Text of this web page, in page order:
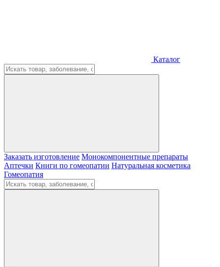
Каталог
Заказать изготовление Монокомпонентные препараты
Аптечки Книги по гомеопатии Натуральная косметика
Гомеопатия